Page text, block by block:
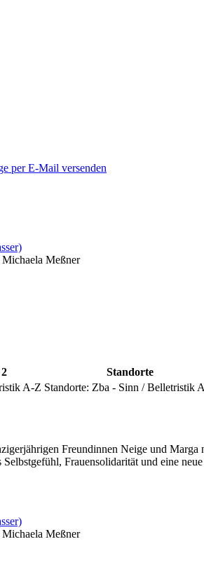
per E-Mail versenden
Meßner
Standorte
A-Z Standorte: Zba - Sinn / Belletristik
Freundinnen Neige und Marga
Frauensolidarität und eine
Meßner